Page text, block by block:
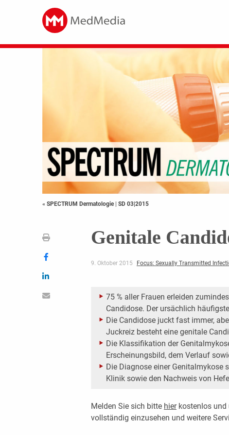
« SPECTRUM Dermatologie | SD 03|2015
Genitale
9. Oktober 2015 Focus: Sexually Transmitted
75 % aller Frauen erleiden
Candidose. Der ursächlich
Die Candidose juckt fast immer,
Juckreiz besteht eine genitale
Die Klassifikation der
Erscheinungsbild, dem Verlauf
Die Diagnose einer Genitalmykose
Klinik sowie den Nachweis von
Melden Sie sich bitte hierkostenlos und
vollständig einzusehen und weitere